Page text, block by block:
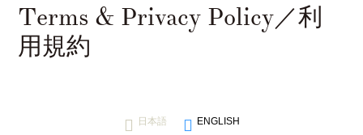
Terms & Privacy Policy／利
用規約
日本語 ENGLISH